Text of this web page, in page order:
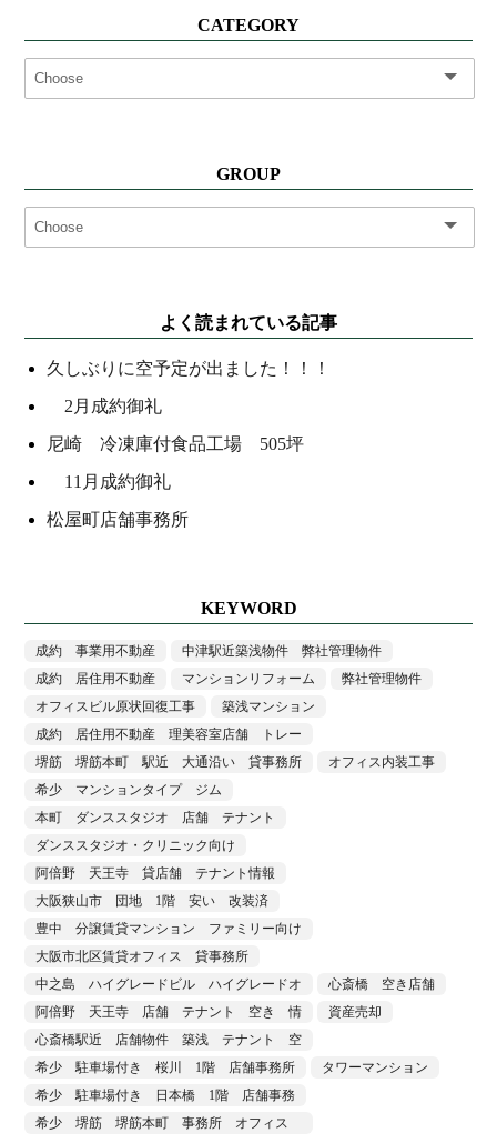
CATEGORY
GROUP
よく読まれている記事
久しぶりに空予定が出ました！！！
2月成約御礼
尼崎 冷凍庫付食品工場 505坪
11月成約御礼
松屋町店舗事務所
KEYWORD
成約 事業用不動産
中津駅近築浅物件 弊社管理物件
成約 居住用不動産
マンションリフォーム
弊社管理物件
オフィスビル原状回復工事
築浅マンション
成約 居住用不動産 理美容室店舗 トレー
堺筋 堺筋本町 駅近 大通沿い 貸事務所
オフィス内装工事
希少 マンションタイプ ジム
本町 ダンススタジオ 店舗 テナント
ダンススタジオ・クリニック向け
阿倍野 天王寺 貸店舗 テナント情報
大阪狭山市 団地 1階 安い 改装済
豊中 分譲賃貸マンション ファミリー向け
大阪市北区賃貸オフィス 貸事務所
中之島 ハイグレードビル ハイグレードオ
心斎橋 空き店舗
阿倍野 天王寺 店舗 テナント 空き 情
資産売却
心斎橋駅近 店舗物件 築浅 テナント 空
希少 駐車場付き 桜川 1階 店舗事務所
タワーマンション
希少 駐車場付き 日本橋 1階 店舗事務
希少 堺筋 堺筋本町 事務所 オフィス